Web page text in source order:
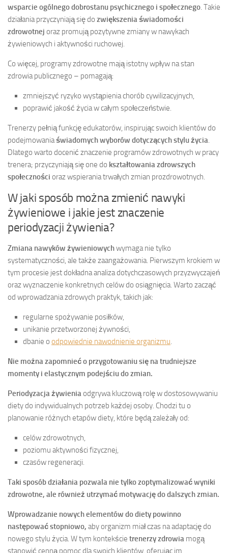
wsparcie ogólnego dobrostanu psychicznego i społecznego. Takie
działania przyczyniają się do zwiększenia świadomości
zdrowotnej oraz promują pozytywne zmiany w nawykach
żywieniowych i aktywności ruchowej.
Co więcej, programy zdrowotne mają istotny wpływ na stan
zdrowia publicznego – pomagają:
zmniejszyć ryzyko wystąpienia chorób cywilizacyjnych,
poprawić jakość życia w całym społeczeństwie.
Trenerzy pełnią funkcję edukatorów, inspirując swoich klientów do
podejmowaniaświadomych wyborów dotyczących stylu życia.
Dlatego warto docenić znaczenie programów zdrowotnych w pracy
trenera; przyczyniają się one do kształtowania zdrowszych
społeczności oraz wspierania trwałych zmian prozdrowotnych.
W jaki sposób można zmienić nawyki
żywieniowe i jakie jest znaczenie
periodyzacji żywienia?
Zmiana nawyków żywieniowychwymaga nie tylko
systematyczności, ale także zaangażowania. Pierwszym krokiem w
tym procesie jest dokładna analiza dotychczasowych przyzwyczajeń
oraz wyznaczenie konkretnych celów do osiągnięcia. Warto zacząć
od wprowadzania zdrowych praktyk, takich jak:
regularne spożywanie posiłków,
unikanie przetworzonej żywności,
dbanie o odpowiednie nawodnienie organizmu.
Nie można zapomnieć o przygotowaniu się na trudniejsze
momenty i elastycznym podejściu do zmian.
Periodyzacja żywieniaodgrywa kluczową rolę w dostosowywaniu
diety do indywidualnych potrzeb każdej osoby. Chodzi tu o
planowanie różnych etapów diety, które będą zależały od:
celów zdrowotnych,
poziomu aktywności fizycznej,
czasów regeneracji.
Taki sposób działania pozwala nie tylko zoptymalizować wyniki
zdrowotne, ale również utrzymać motywację do dalszych zmian.
Wprowadzanie nowych elementów do diety powinno
następować stopniowo, aby organizm miał czas na adaptację do
nowego stylu życia. W tym kontekście trenerzy zdrowia mogą
stanowić cenną pomoc dla swoich klientów, oferując im